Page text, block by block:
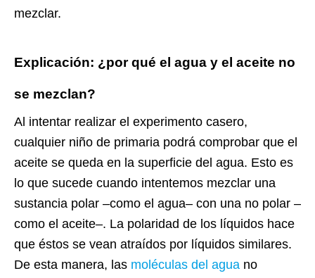
mezclar.
Explicación: ¿por qué el agua y el aceite no
se mezclan?
Al intentar realizar el experimento casero,
cualquier niño de primaria podrá comprobar que el
aceite se queda en la superficie del agua. Esto es
lo que sucede cuando intentemos mezclar una
sustancia polar –como el agua– con una no polar –
como el aceite–. La polaridad de los líquidos hace
que éstos se vean atraídos por líquidos similares.
De esta manera, las moléculas del agua no